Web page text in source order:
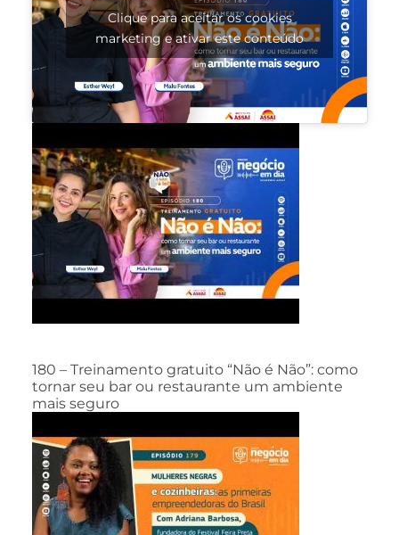
Clique para aceitar os cookies
marketing e ativar este conteúdo
180 – Treinamento gratuito “Não é Não”: como
tornar seu bar ou restaurante um ambiente
mais seguro